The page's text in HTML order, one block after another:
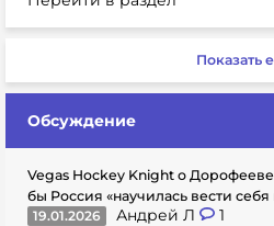
Показать
Обсуждение
Vegas Hockey Knight о
бы Россия «научилась вести себя
19.01.2026
Андрей Л 1